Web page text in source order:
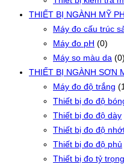
THIẾT BỊ NGÀNH MỸ
Máy đo cấu trúc
Máy đo pH (0)
Máy so màu da (0)
THIẾT BỊ NGÀNH SƠN
Máy đo độ trắng
Thiết bị đo độ
Thiết bị đo độ dày
Thiết bị đo độ
Thiết bị đo độ phủ
Thiết bị đo tỷ trọng